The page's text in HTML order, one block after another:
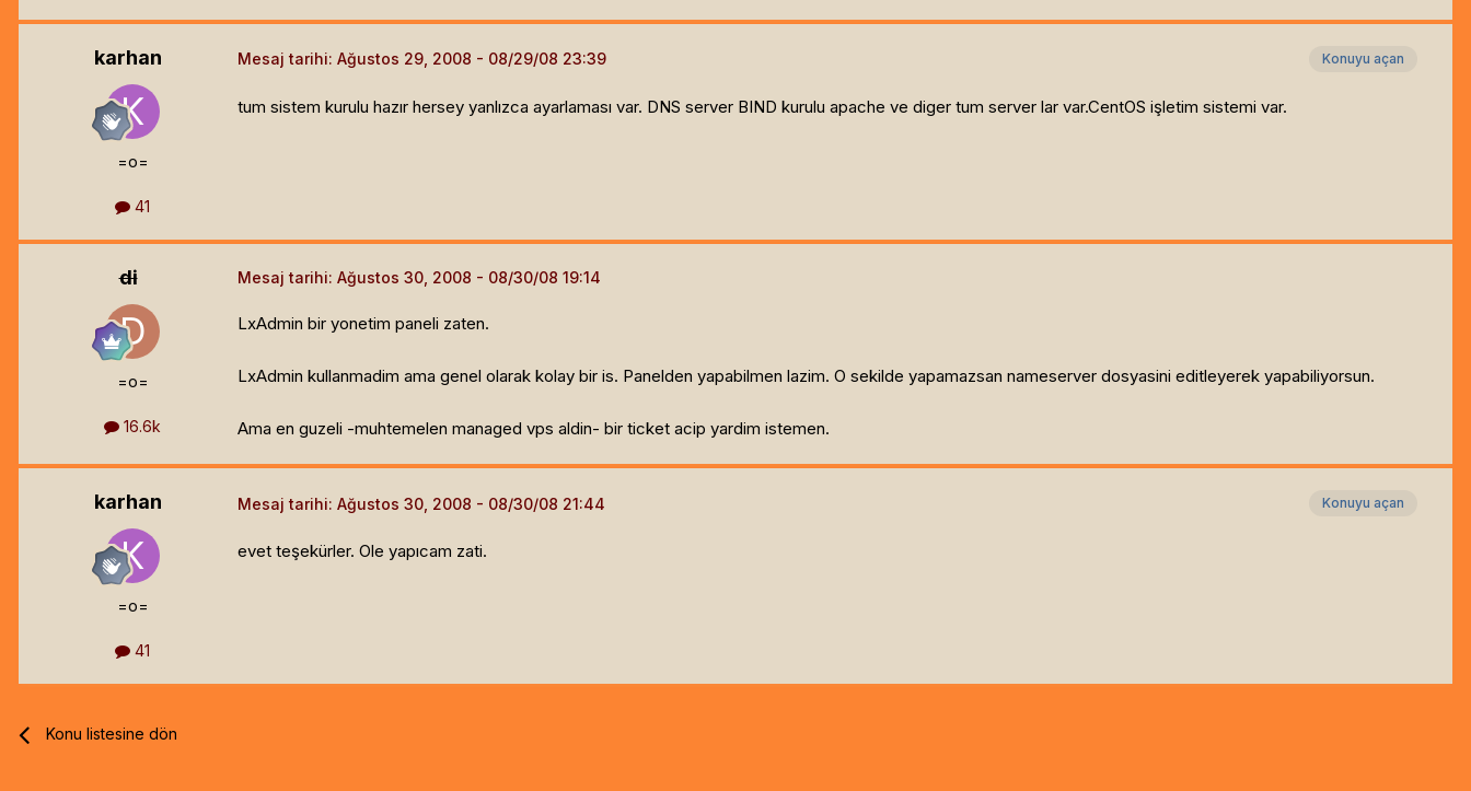
karhan
=o=
41
Konuyu açan
Mesaj tarihi: Ağustos 29, 2008
tum sistem kurulu hazır hersey yanlızca ayarlaması var. DNS server BIND kurulu apache ve diger tum server lar var.CentOS işletim sistemi var.
di
=o=
16.6k
Mesaj tarihi: Ağustos 30, 2008
LxAdmin bir yonetim paneli zaten.
LxAdmin kullanmadim ama genel olarak kolay bir is. Panelden yapabilmen lazim. O sekilde yapamazsan nameserver dosyasini editleyerek yapabiliyorsun.
Ama en guzeli -muhtemelen managed vps aldin- bir ticket acip yardim istemen.
karhan
=o=
41
Konuyu açan
Mesaj tarihi: Ağustos 30, 2008
evet teşekürler. Ole yapıcam zati.
Konu listesine dön